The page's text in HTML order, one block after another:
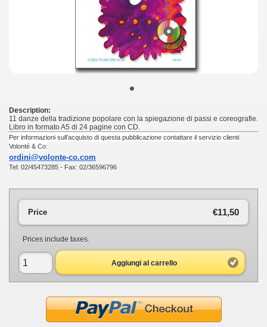
•
Description:
11 danze della tradizione popolare con la spiegazione di passi e coreografie.
Libro in formato A5 di 24 pagine con CD.
Per informazioni sull’acquisto di questa pubblicazione contattare il servizio clienti
Volonté & Co:
ordini@volonte-co.com
Tel: 02/45473285 - Fax: 02/36596796
€11,50
Price
Prices include taxes.
Aggiungi al carrello